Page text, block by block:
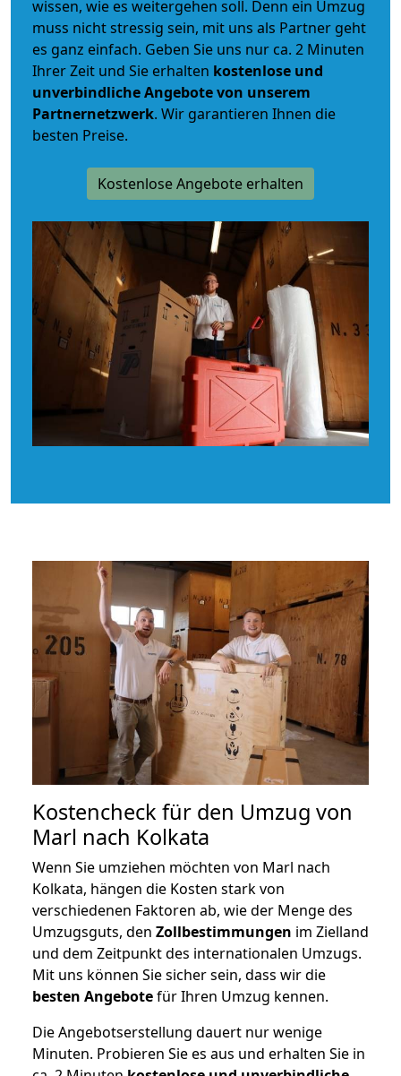
wissen, wie es weitergehen soll. Denn ein Umzug
muss nicht stressig sein, mit uns als Partner geht
es ganz einfach. Geben Sie uns nur ca. 2 Minuten
Ihrer Zeit und Sie erhalten kostenlose und
unverbindlicheAngebote von unserem
Partnernetzwerk. Wir garantieren Ihnen die
besten Preise.
Kostenlose Angebote erhalten
Kostencheck für den Umzug von
Marl nach Kolkata
Wenn Sie umziehen möchten von Marl nach
Kolkata, hängen die Kosten stark von
verschiedenen Faktoren ab, wie der Menge des
Umzugsguts, den Zollbestimmungen im Zielland
und dem Zeitpunkt des internationalen Umzugs.
Mit uns können Sie sicher sein, dass wir die
besten Angebotefür Ihren Umzug kennen.
Die Angebotserstellung dauert nur wenige
Minuten. Probieren Sie es aus und erhalten Sie in